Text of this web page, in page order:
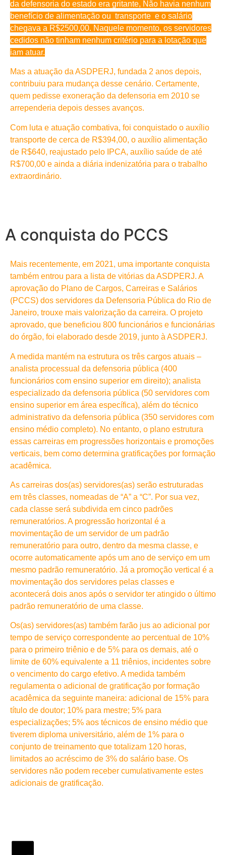
da defensoria do estado era gritante, Não havia nenhum
benefício de alimentação ou transporte e o salário
chegava a R$2500,00. Naquele momento, os servidores
cedidos não tinham nenhum critério para a lotação que
iam atuar.
Mas a atuação da ASDPERJ, fundada 2 anos depois,
contribuiu para mudança desse cenário. Certamente,
quem pedisse exoneração da defensoria em 2010 se
arrependeria depois desses avanços.
Com luta e atuação combativa, foi conquistado o auxílio
transporte de cerca de R$394,00, o auxílio alimentação
de R$640, reajustado pelo IPCA, auxílio saúde de até
R$700,00 e ainda a diária indenizatória para o trabalho
extraordinário.
A conquista do PCCS
Mais recentemente, em 2021, uma importante conquista
também entrou para a lista de vitórias da ASDPERJ. A
aprovação do Plano de Cargos, Carreiras e Salários
(PCCS) dos servidores da Defensoria Pública do Rio de
Janeiro, trouxe mais valorização da carreira. O projeto
aprovado, que beneficiou 800 funcionários e funcionárias
do órgão, foi elaborado desde 2019, junto à ASDPERJ.
A medida mantém na estrutura os três cargos atuais –
analista processual da defensoria pública (400
funcionários com ensino superior em direito); analista
especializado da defensoria pública (50 servidores com
ensino superior em área específica), além do técnico
administrativo da defensoria pública (350 servidores com
ensino médio completo). No entanto, o plano estrutura
essas carreiras em progressões horizontais e promoções
verticais, bem como determina gratificações por formação
acadêmica.
As carreiras dos(as) servidores(as) serão estruturadas
em três classes, nomeadas de “A” a “C”. Por sua vez,
cada classe será subdivida em cinco padrões
remuneratórios. A progressão horizontal é a
movimentação de um servidor de um padrão
remuneratório para outro, dentro da mesma classe, e
ocorre automaticamente após um ano de serviço em um
mesmo padrão remuneratório. Já a promoção vertical é a
movimentação dos servidores pelas classes e
acontecerá dois anos após o servidor ter atingido o último
padrão remuneratório de uma classe.
Os(as) servidores(as) também farão jus ao adicional por
tempo de serviço correspondente ao percentual de 10%
para o primeiro triênio e de 5% para os demais, até o
limite de 60% equivalente a 11 triênios, incidentes sobre
o vencimento do cargo efetivo. A medida também
regulamenta o adicional de gratificação por formação
acadêmica da seguinte maneira: adicional de 15% para
título de doutor; 10% para mestre; 5% para
especializações; 5% aos técnicos de ensino médio que
tiverem diploma universitário, além de 1% para o
conjunto de treinamento que totalizam 120 horas,
limitados ao acréscimo de 3% do salário base. Os
servidores não podem receber cumulativamente estes
adicionais de gratificação.